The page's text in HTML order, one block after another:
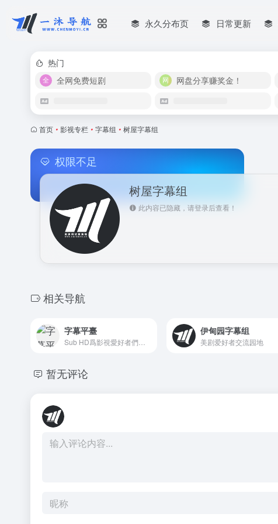
永久分布页 日常更新
热门
全网免费短剧
网盘分享赚奖金！
首页 • 影视专栏 • 字幕组 • 树屋字幕组
权限不足
树屋字幕组
此内容已隐藏，请登录后查看！
相关导航
字幕平臺 伊甸园字幕组
美剧爱好者交流园地
暂无评论